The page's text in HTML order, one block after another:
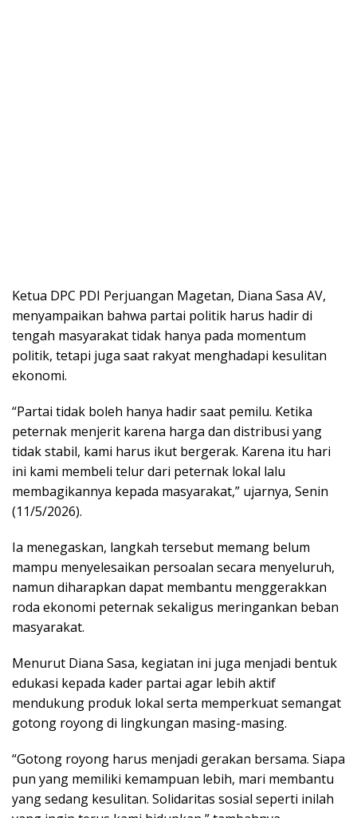
Ketua DPC PDI Perjuangan Magetan, Diana Sasa AV,
menyampaikan bahwa partai politik harus hadir di
tengah masyarakat tidak hanya pada momentum
politik, tetapi juga saat rakyat menghadapi kesulitan
ekonomi.
“Partai tidak boleh hanya hadir saat pemilu. Ketika
peternak menjerit karena harga dan distribusi yang
tidak stabil, kami harus ikut bergerak. Karena itu hari
ini kami membeli telur dari peternak lokal lalu
membagikannya kepada masyarakat,” ujarnya, Senin
(11/5/2026).
Ia menegaskan, langkah tersebut memang belum
mampu menyelesaikan persoalan secara menyeluruh,
namun diharapkan dapat membantu menggerakkan
roda ekonomi peternak sekaligus meringankan beban
masyarakat.
Menurut Diana Sasa, kegiatan ini juga menjadi bentuk
edukasi kepada kader partai agar lebih aktif
mendukung produk lokal serta memperkuat semangat
gotong royong di lingkungan masing-masing.
“Gotong royong harus menjadi gerakan bersama. Siapa
pun yang memiliki kemampuan lebih, mari membantu
yang sedang kesulitan. Solidaritas sosial seperti inilah